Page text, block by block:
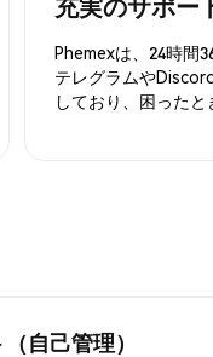
Phemexは、24時間
テレグラムや
しており、困ったと
自己管理）